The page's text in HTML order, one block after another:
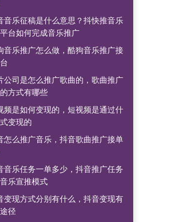
音乐征稿是什么意思？抖快推音乐
台如何完成音乐推广
音乐推广怎么做，酷狗音乐推广接
公司是怎么推广歌曲的，歌曲推广
方式有哪些
频是如何变现的，短视频是通过什
变现的
怎么推广音乐，抖音歌曲推广接单
音乐任务一单多少，抖音推广任务
乐宣推模式
变现方式分别有什么，抖音变现有
径